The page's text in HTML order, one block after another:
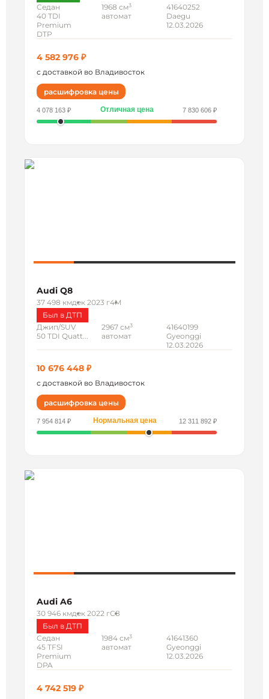
Седан
40 TDI
Premium
DTP
1968 см3
автомат
41640252
Daegu
12.03.2026
4 582 976 ₽
с доставкой во Владивосток
расшифровка цены
4 078 163 ₽ Отличная цена 7 830 606 ₽
Audi Q8
37 498 кмдек 2023 г4M
Был в ДТП
Джип/SUV
50 TDI Quatt...
2967 см3
автомат
41640199
Gyeonggi
12.03.2026
10 676 448 ₽
с доставкой во Владивосток
расшифровка цены
7 954 814 ₽ Нормальная цена 12 311 892 ₽
Audi A6
30 946 кмдек 2022 гC8
Был в ДТП
Седан
45 TFSI
Premium
DPA
1984 см3
автомат
41641360
Gyeonggi
12.03.2026
4 742 519 ₽